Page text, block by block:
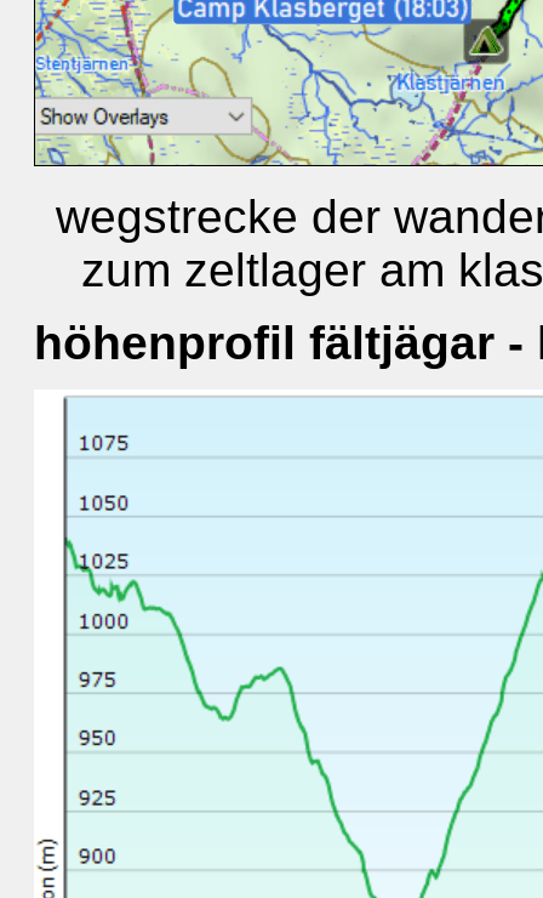
wegstrecke der
zum zeltlager am
höhenprofil fältjägar -